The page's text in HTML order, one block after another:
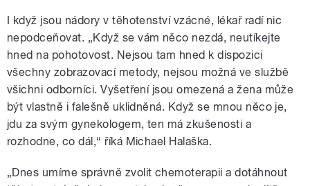
I když jsou nádory v těhotenství vzácné, lékař radí nic
nepodceňovat. „Když se vám něco nezdá, neutíkejte
hned na pohotovost. Nejsou tam hned k dispozici
všechny zobrazovací metody, nejsou možná ve službě
všichni odborníci. Vyšetření jsou omezená a žena může
být vlastně i falešně uklidněná. Když se mnou něco je,
jdu za svým gynekologem, ten má zkušenosti a
rozhodne, co dál,“ říká Michael Halaška.
„Dnes umíme správně zvolit chemoterapii a dotáhnout